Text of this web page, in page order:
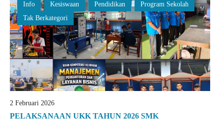
Info Kesiswaan Pendidikan
Program Sekolah
Tak Berkategori
2 Februari 2026
PELAKSANAAN UKK TAHUN 2026 SMK